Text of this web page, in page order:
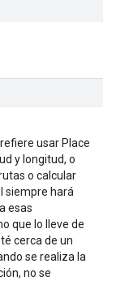
usar Place
y longitud, o
o calcular
siempre hará
esas
que lo lleve de
cerca de un
se realiza la
no se